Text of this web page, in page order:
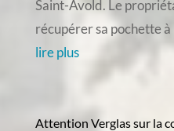
Saint-Avold. Le
récupérer sa pochette à
lire plus
Attention Verglas sur la